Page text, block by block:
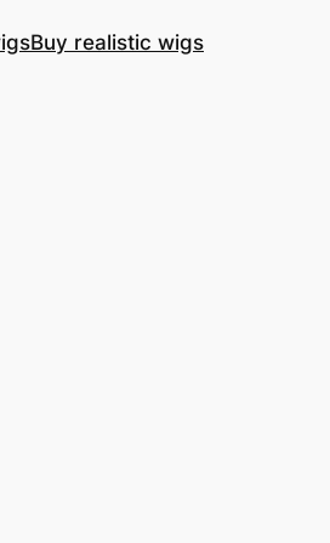
Buy realistic wigs